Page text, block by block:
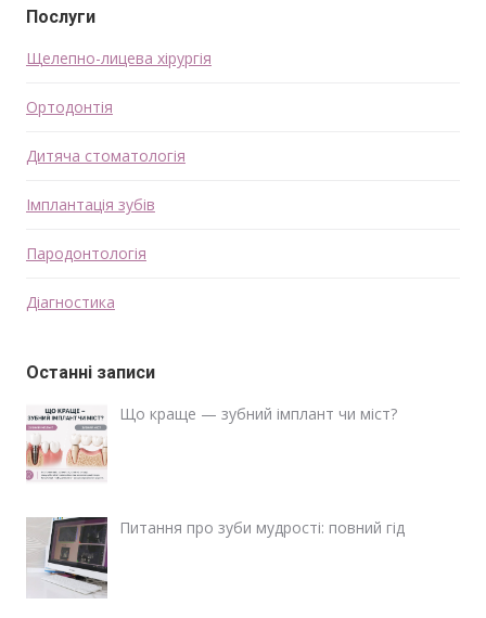
Послуги
Щелепно-лицева хірургія
Ортодонтія
Дитяча стоматологія
Імплантація зубів
Пародонтологія
Діагностика
Останні записи
Що краще — зубний імплант чи міст?
Питання про зуби мудрості: повний гід